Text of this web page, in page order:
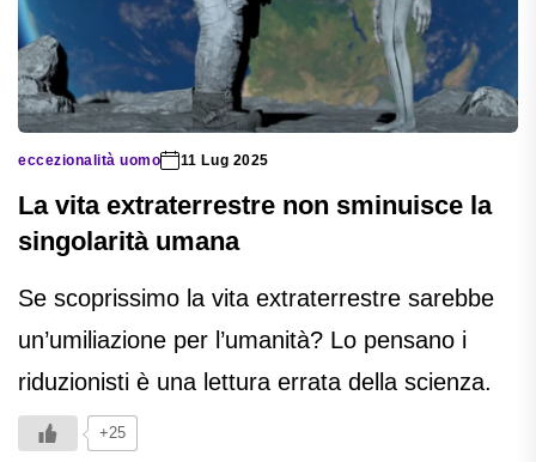
eccezionalità uomo 11 Lug 2025
La vita extraterrestre non sminuisce la
singolarità umana
Se scoprissimo la vita extraterrestre sarebbe
un’umiliazione per l’umanità? Lo pensano i
riduzionisti è una lettura errata della scienza.
+25